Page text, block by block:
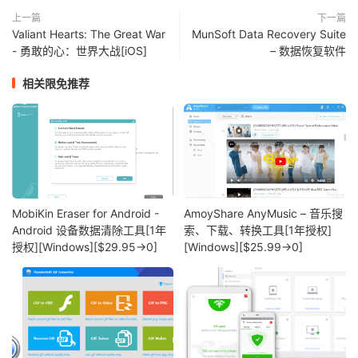
上一篇
Valiant Hearts: The Great War
- 勇敢的心：世界大战[iOS]
下一篇
MunSoft Data Recovery Suite
– 数据恢复软件
相关限免推荐
MobiKin Eraser for Android -
Android 设备数据清除工具[1年
授权][Windows][$29.95→0]
AmoyShare AnyMusic – 音乐搜
索、下载、转换工具[1年授权]
[Windows][$25.99→0]